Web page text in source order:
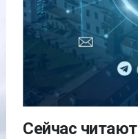
Сейчас читают